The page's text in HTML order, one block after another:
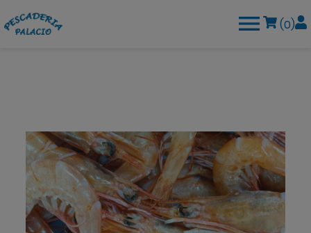
 (0)